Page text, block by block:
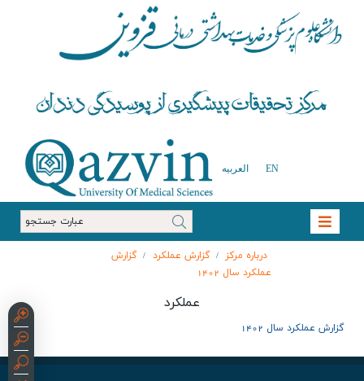
EN العربیه
درباره مرکز / گزارش عملکرد / گزارش
عملکرد سال 1402
عملکرد
گزارش عملکرد سال 1402